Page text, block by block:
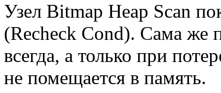
Узел Bitmap Heap Scan
(Recheck Cond). Сама же
всегда, а только при
не помещается в память.